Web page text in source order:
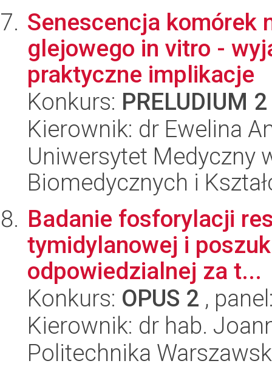
Senescencja komórek
glejowego in vitro -
praktyczne implikacje
Konkurs: PRELUDIUM 2
Kierownik: dr Ewelina
Uniwersytet Medyczny
Biomedycznych i
Badanie fosforylacji
tymidylanowej i
odpowiedzialnej za t...
Konkurs: OPUS 2 ,
Kierownik: dr hab.
Politechnika